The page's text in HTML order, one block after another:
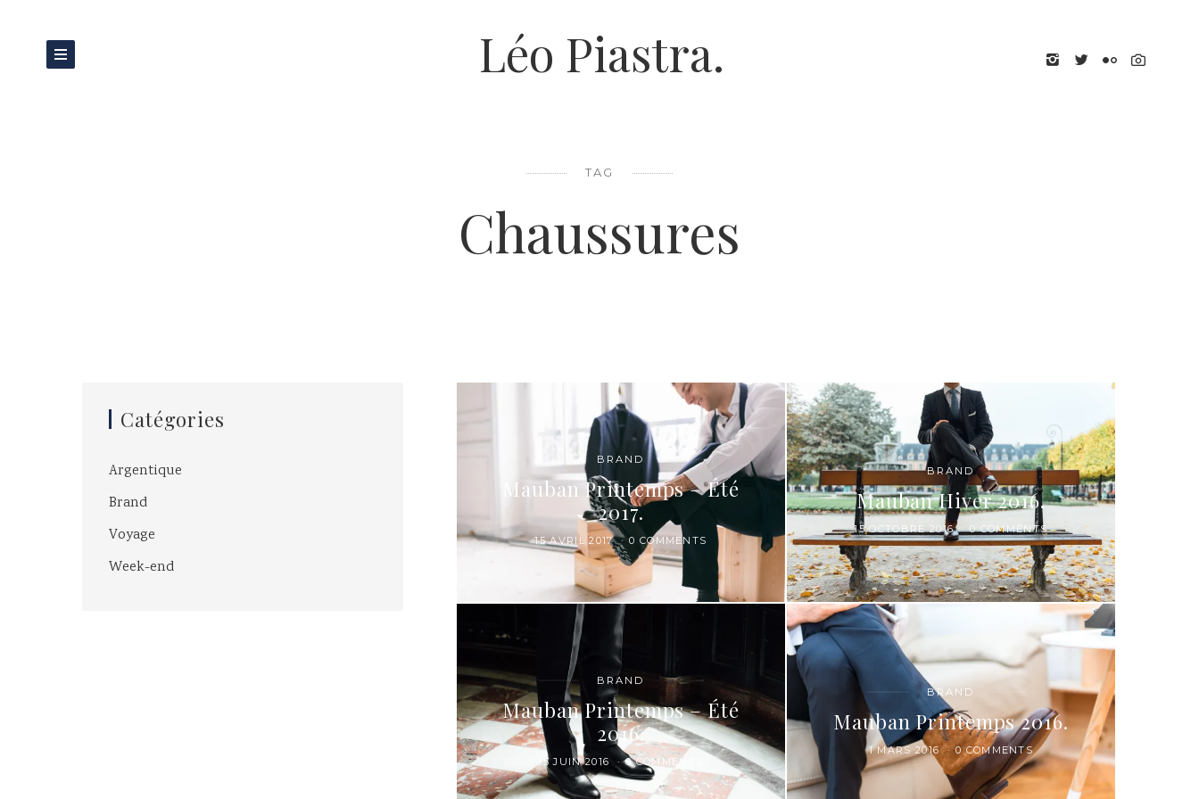
Léo Piastra.
TAG
Chaussures
BRAND
Mauban Printemps – Été
2017.
15 AVRIL 2017 0 COMMENTS
BRAND
Mauban Hiver 2016.
15 OCTOBRE 2016 0 COMMENTS
BRAND
Mauban Printemps – Été
2016.
15 JUIN 2016 0 COMMENTS
BRAND
Mauban Printemps 2016.
1 MARS 2016 0 COMMENTS
Catégories
Argentique
Brand
Voyage
Week-end